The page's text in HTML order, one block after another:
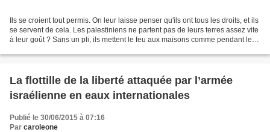
Ils se croient tout permis. On leur laisse penser qu'ils ont tous les droits, et ils
se servent de cela. Les palestiniens ne partent pas de leurs terres assez vite
à leur goût ? Sans un pli, ils mettent le feu aux maisons comme pendant les
La flottille de la liberté attaquée par l’armée
israélienne en eaux internationales
Publié le 30/06/2015 à 07:16
Par caroleone